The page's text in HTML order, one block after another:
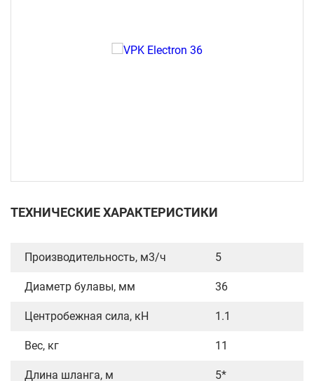
ТЕХНИЧЕСКИЕ ХАРАКТЕРИСТИКИ
Производительность, м3/ч 5
Диаметр булавы, мм 36
Центробежная сила, кН 1.1
Вес, кг 11
Длина шланга, м 5*